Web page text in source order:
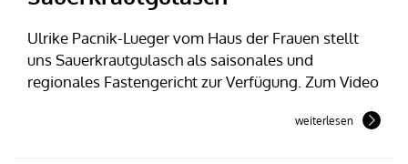
Ulrike Pacnik-Lueger vom Haus der Frauen stellt
uns Sauerkrautgulasch als saisonales und
regionales Fastengericht zur Verfügung. Zum Video
weiterlesen